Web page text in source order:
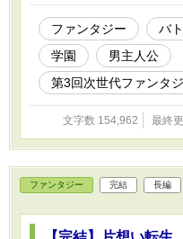
た……。
ファンタジー バ
学園
男主人公
第3回次世代ファンタ
文字数 154,962 最終
ファンタジー 完結 長編